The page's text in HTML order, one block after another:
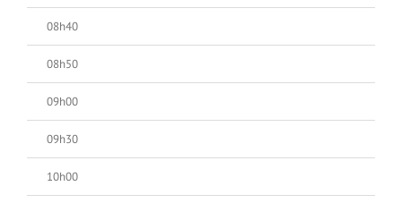
08h40
08h50
09h00
09h30
10h00